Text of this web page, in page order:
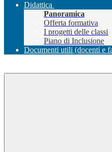
Didattica
Panoramica
Offerta formativa
I progetti delle classi
Piano di Inclusione
Documenti utili (docenti e